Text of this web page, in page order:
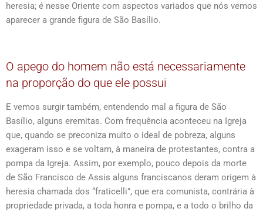
heresia; é nesse Oriente com aspectos variados que nós vemos
aparecer a grande figura de São Basílio.
O apego do homem não está necessariamente
na proporção do que ele possui
E vemos surgir também, entendendo mal a figura de São
Basílio, alguns eremitas. Com frequência aconteceu na Igreja
que, quando se preconiza muito o ideal de pobreza, alguns
exageram isso e se voltam, à maneira de protestantes, contra a
pompa da Igreja. Assim, por exemplo, pouco depois da morte
de São Francisco de Assis alguns franciscanos deram origem à
heresia chamada dos “fraticelli”, que era comunista, contrária à
propriedade privada, a toda honra e pompa, e a todo o brilho da